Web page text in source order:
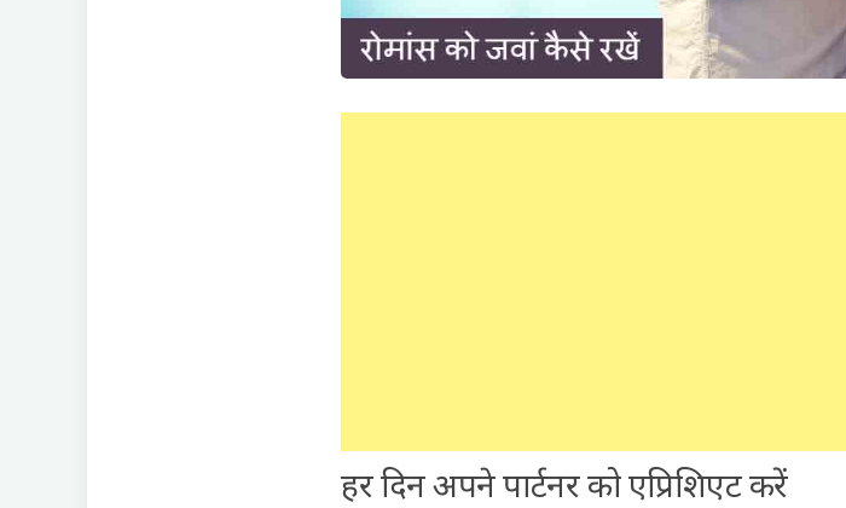
हर दिन अपने पार्टनर को एप्रिशिएट करें